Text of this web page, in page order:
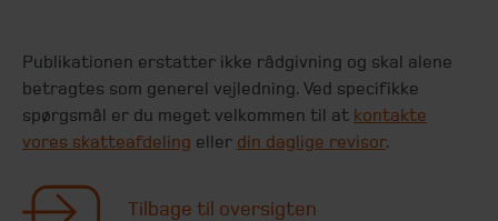
Publikationen erstatter ikke rådgivning og skal alene
betragtes som generel vejledning. Ved specifikke
spørgsmål er du meget velkommen til at kontakte
vores skatteafdeling eller din daglige revisor.
Tilbage til oversigten